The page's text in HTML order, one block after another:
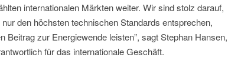
internationalen Märkten weiter. Wir sind stolz darauf,
den höchsten technischen Standards entsprechen,
Beitrag zur Energiewende leisten”, sagt Stephan Hansen,
für das internationale Geschäft.